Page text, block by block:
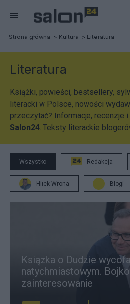
Strona główna Kultura Literatura
Literatura
Książki, powieści, bestsellery,
literacki w Polsce, nowości
przeczytać? Informacje, recenzje i
Salon24. Teksty literackie
Wszystko Redakcja
Hirek Wrona Blogi
Książka o Dudzie
natychmiastowym.
zainteresowanie